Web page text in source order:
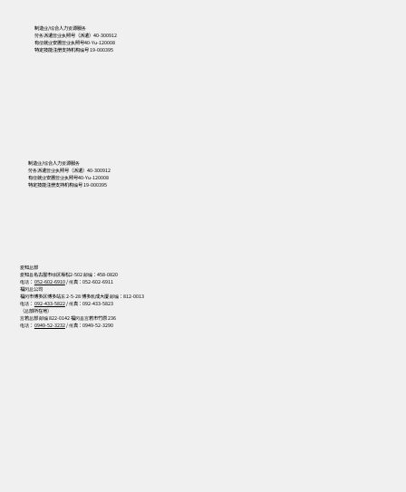
制造业/综合人力资源服务
劳务派遣营业执照号（派遣）40-300912
有偿就业安置营业执照号40-Yu-120008
特定技能注册支持机构编号 19-000395
制造业/综合人力资源服务
劳务派遣营业执照号（派遣）40-300912
有偿就业安置营业执照号40-Yu-120008
特定技能注册支持机构编号 19-000395
爱知总部
爱知县名古屋市绿区坂松2-502 邮编：458-0820
电话： 052-602-6910/ 传真：052-602-6911
福冈总公司
福冈市博多区博多站东 2-5-28 博多凯成大厦 邮编：812-0013
电话： 092-433-5822/ 传真：092-433-5823
（总部所在地）
宫若总部 邮编 822-0142 福冈县宫若市竹原 236
电话： 0949-52-3232/ 传真：0949-52-3290